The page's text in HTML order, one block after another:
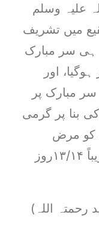
علیہ وسلم
میں تشریف
ہی سر مبارک
اور
سر مبارک پر
بنا پر گرمی
کو مرض
الوفات کہتے ہیں۔ بیماری تقریباً ۱۳/۱۴روز
رحمتہ اللہ)